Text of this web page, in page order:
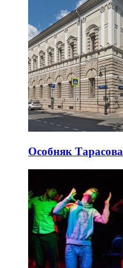
Особняк Тарасова